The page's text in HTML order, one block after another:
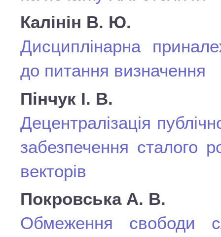
Калінін В. Ю.
Дисциплінарна
до питання визначення
Пінчук І. В.
Децентралізація
забезпечення сталого
векторів
Покровська А. В.
Обмеження свободи